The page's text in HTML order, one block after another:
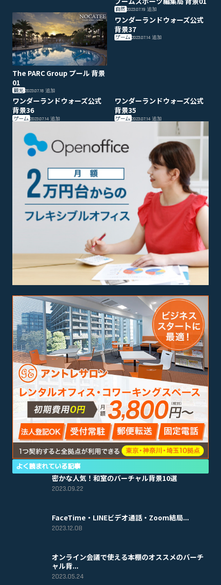
自然 2023.07.19追加
The PARC Group プール 背景
01
観光 2023.07.18 追加
ワンダーランドウォーズ公式
背景37
ゲーム 2023.07.14追加
ワンダーランドウォーズ公式
背景36
ゲーム 2023.07.14 追加
ワンダーランドウォーズ公式
背景35
ゲーム 2023.07.14追加
よく読まれている記事
密かな人気！和室のバーチャル背景10選
2023.09.22
FaceTime・LINEビデオ通話・Zoom結局...
2023.12.08
オンライン会議で使える本棚のオススメのバーチ
ャル背...
2023.05.24